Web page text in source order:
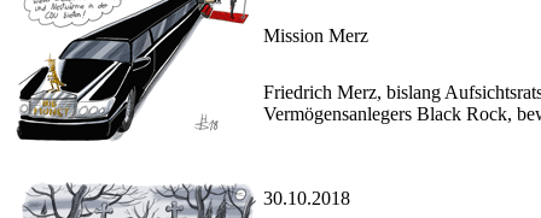
Mission Merz
Friedrich Merz, bislang
Vermögensanlegers Black Rock,
30.10.2018